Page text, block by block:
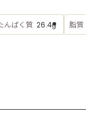
んぱく質 26.4g 脂質